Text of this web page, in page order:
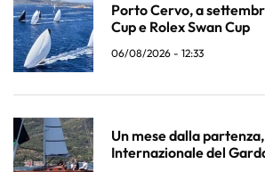
Porto Cervo, a
Cup e Rolex Swan Cup
06/08/2026 - 12:33
Un mese dalla
Internazionale del